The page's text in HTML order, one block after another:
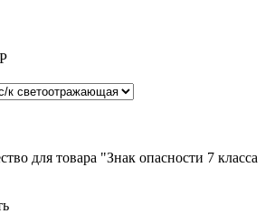
Р
для товара "Знак опасности 7 класса